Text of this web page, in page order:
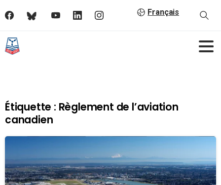
Français
Étiquette : Règlement de l’aviation
canadien